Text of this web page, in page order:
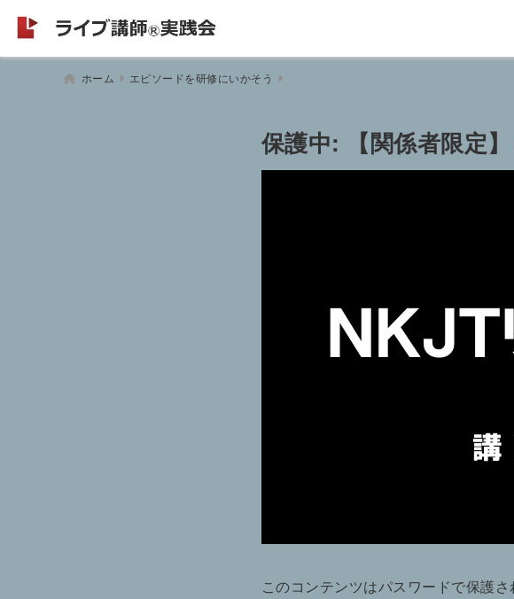
ホーム エピソードを研修にいかそう
保護中: 【関係者限定
このコンテンツはパスワードで保護